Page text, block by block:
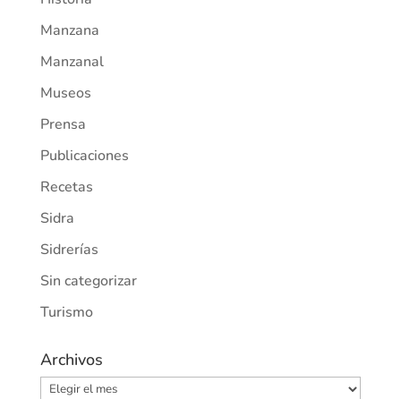
Manzana
Manzanal
Museos
Prensa
Publicaciones
Recetas
Sidra
Sidrerías
Sin categorizar
Turismo
Archivos
Archivos